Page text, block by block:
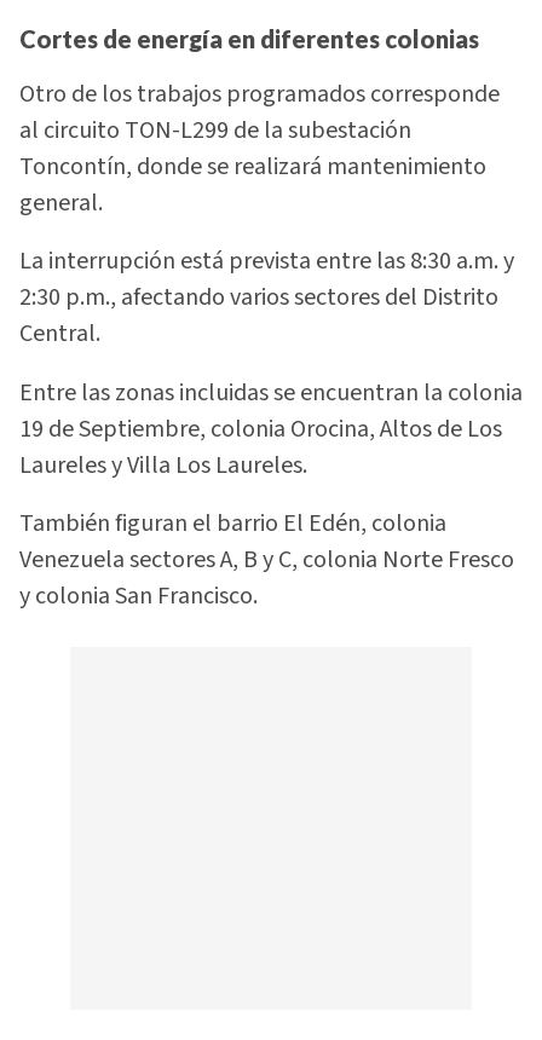
Cortes de energía en diferentes colonias
Otro de los trabajos programados corresponde
al circuito TON-L299 de la subestación
Toncontín, donde se realizará mantenimiento
general.
La interrupción está prevista entre las 8:30 a.m. y
2:30 p.m., afectando varios sectores del Distrito
Central.
Entre las zonas incluidas se encuentran la colonia
19 de Septiembre, colonia Orocina, Altos de Los
Laureles y Villa Los Laureles.
También figuran el barrio El Edén, colonia
Venezuela sectores A, B y C, colonia Norte Fresco
y colonia San Francisco.